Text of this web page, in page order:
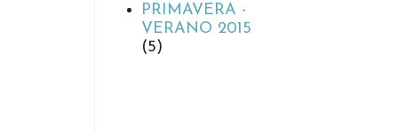
PRIMAVERA -
VERANO 2015
(5)